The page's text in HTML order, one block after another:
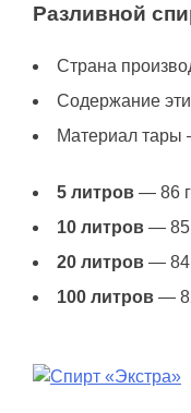
Разливной
Страна
Содержание
Материал
5 литров — 86
10 литров — 85
20 литров — 84
100 литров —